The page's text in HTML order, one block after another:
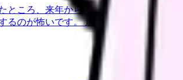
ところ、来年から手当を見直すから残
るのが怖いです。 退職を切り出した後